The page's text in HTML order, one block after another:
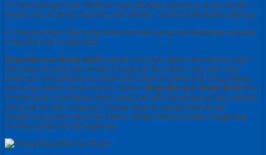
3. Pemeriksaan Fisik: Melihat meja dengan seksama untuk tanda –
tanda usia, kualitas marmer, dan tanda – tanda autentisitas lainnya.
4. Dokumentasi: Meminta dokumentasi yang membuktikan sejarah
meja jika memungkinkan.
Meja Marmer Bulat Antik adalah investasi dalam keindahan alam
dan sejarah yang tak ternilai harganya. Keunikan, usia, dan nilai
koleknya menjadikannya salah satu elemen dekoratif yang paling
berharga dalam dunia interior. Dalam Meja Marmer Bulat Antik kita
menemukan keindahan alam yang tak ada bandingnya dan warisan
yang tak ternilai harganya. Harga meja ini sangat bervariasi
tergantung pada sejumlah faktor tetapi nilainya selalu tinggi bagi
mereka yang menghargainya.